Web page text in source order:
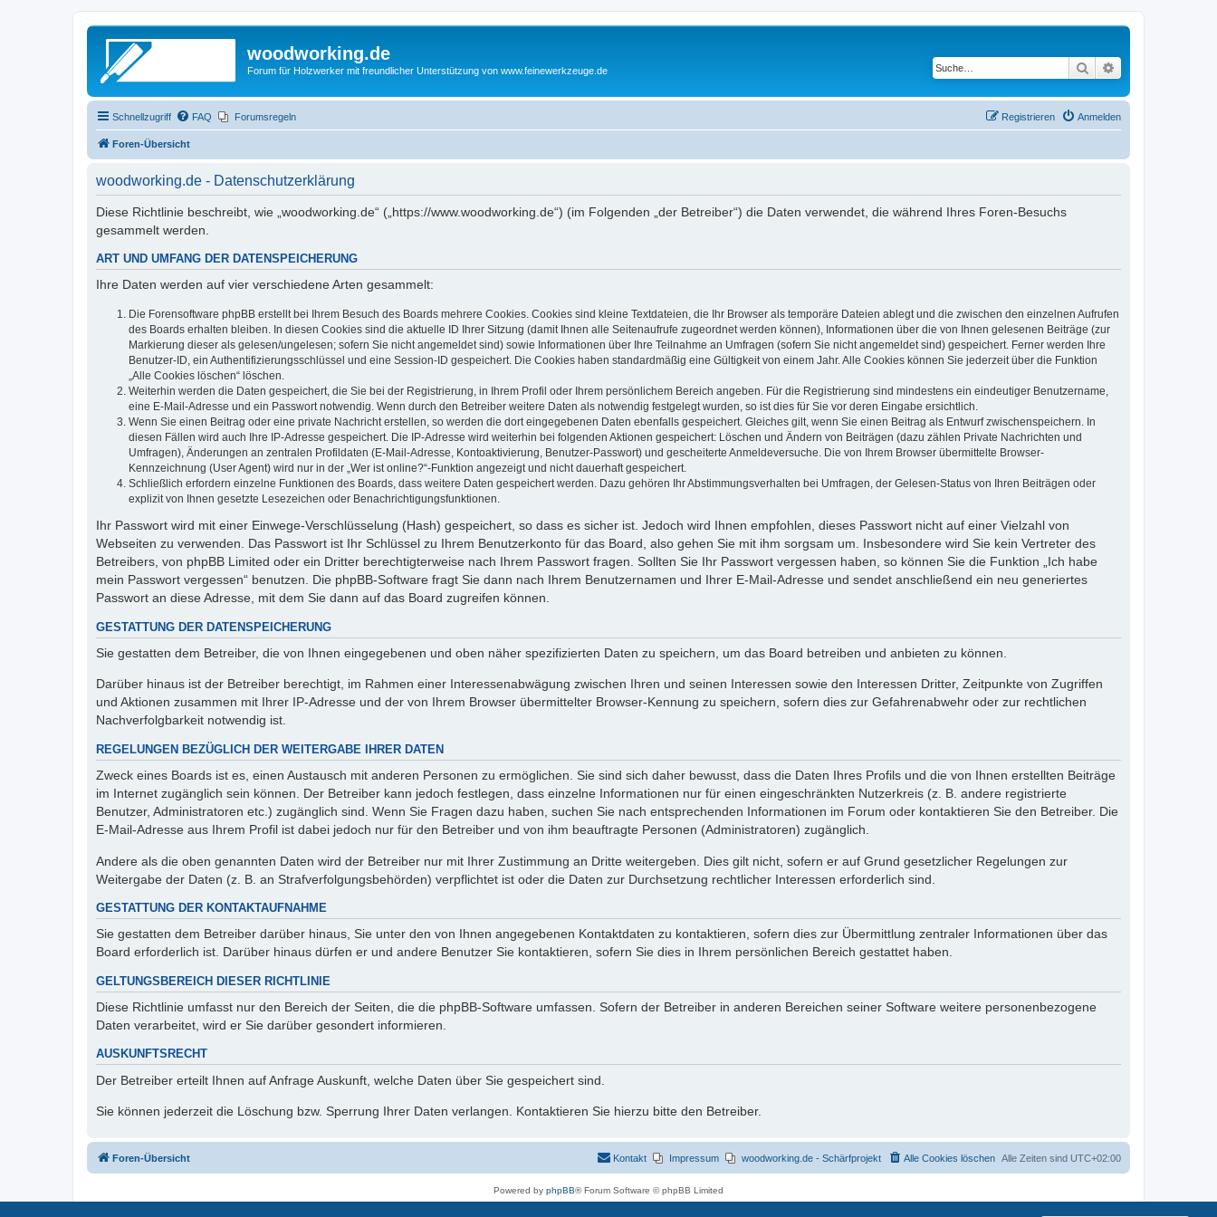
woodworking.de
Forum für Holzwerker mit freundlicher Unterstützung von www.feinewerkzeuge.de Suche
Schnellzugriff FAQ Forumsregeln Anmelden
Registrieren
Foren-Übersicht
woodworking.de - Datenschutzerklärung
Diese Richtlinie beschreibt, wie „woodworking.de“ („https://www.woodworking.de“) (im Folgenden „der Betreiber“) die Daten verwendet, die während Ihres Foren-Besuchs
gesammelt werden.
ART UND UMFANG DER DATENSPEICHERUNG
Ihre Daten werden auf vier verschiedene Arten gesammelt:
Die Forensoftware phpBB erstellt bei Ihrem Besuch des Boards mehrere Cookies. Cookies sind kleine Textdateien, die Ihr Browser als temporäre Dateien ablegt und die zwischen den einzelnen Aufrufen
des Boards erhalten bleiben. In diesen Cookies sind die aktuelle ID Ihrer Sitzung (damit Ihnen alle Seitenaufrufe zugeordnet werden können), Informationen über die von Ihnen gelesenen Beiträge (zur
Markierung dieser als gelesen/ungelesen; sofern Sie nicht angemeldet sind) sowie Informationen über Ihre Teilnahme an Umfragen (sofern Sie nicht angemeldet sind) gespeichert. Ferner werden Ihre
Benutzer-ID, ein Authentifizierungsschlüssel und eine Session-ID gespeichert. Die Cookies haben standardmäßig eine Gültigkeit von einem Jahr. Alle Cookies können Sie jederzeit über die Funktion
„Alle Cookies löschen“ löschen.
Weiterhin werden die Daten gespeichert, die Sie bei der Registrierung, in Ihrem Profil oder Ihrem persönlichem Bereich angeben. Für die Registrierung sind mindestens ein eindeutiger Benutzername,
eine E-Mail-Adresse und ein Passwort notwendig. Wenn durch den Betreiber weitere Daten als notwendig festgelegt wurden, so ist dies für Sie vor deren Eingabe ersichtlich.
Wenn Sie einen Beitrag oder eine private Nachricht erstellen, so werden die dort eingegebenen Daten ebenfalls gespeichert. Gleiches gilt, wenn Sie einen Beitrag als Entwurf zwischenspeichern. In
diesen Fällen wird auch Ihre IP-Adresse gespeichert. Die IP-Adresse wird weiterhin bei folgenden Aktionen gespeichert: Löschen und Ändern von Beiträgen (dazu zählen Private Nachrichten und
Umfragen), Änderungen an zentralen Profildaten (E-Mail-Adresse, Kontoaktivierung, Benutzer-Passwort) und gescheiterte Anmeldeversuche. Die von Ihrem Browser übermittelte Browser-
Kennzeichnung (User Agent) wird nur in der „Wer ist online?“-Funktion angezeigt und nicht dauerhaft gespeichert.
Schließlich erfordern einzelne Funktionen des Boards, dass weitere Daten gespeichert werden. Dazu gehören Ihr Abstimmungsverhalten bei Umfragen, der Gelesen-Status von Ihren Beiträgen oder
explizit von Ihnen gesetzte Lesezeichen oder Benachrichtigungsfunktionen.
Ihr Passwort wird mit einer Einwege-Verschlüsselung (Hash) gespeichert, so dass es sicher ist. Jedoch wird Ihnen empfohlen, dieses Passwort nicht auf einer Vielzahl von
Webseiten zu verwenden. Das Passwort ist Ihr Schlüssel zu Ihrem Benutzerkonto für das Board, also gehen Sie mit ihm sorgsam um. Insbesondere wird Sie kein Vertreter des
Betreibers, von phpBB Limited oder ein Dritter berechtigterweise nach Ihrem Passwort fragen. Sollten Sie Ihr Passwort vergessen haben, so können Sie die Funktion „Ich habe
mein Passwort vergessen“ benutzen. Die phpBB-Software fragt Sie dann nach Ihrem Benutzernamen und Ihrer E-Mail-Adresse und sendet anschließend ein neu generiertes
Passwort an diese Adresse, mit dem Sie dann auf das Board zugreifen können.
GESTATTUNG DER DATENSPEICHERUNG
Sie gestatten dem Betreiber, die von Ihnen eingegebenen und oben näher spezifizierten Daten zu speichern, um das Board betreiben und anbieten zu können.
Darüber hinaus ist der Betreiber berechtigt, im Rahmen einer Interessenabwägung zwischen Ihren und seinen Interessen sowie den Interessen Dritter, Zeitpunkte von Zugriffen
und Aktionen zusammen mit Ihrer IP-Adresse und der von Ihrem Browser übermittelter Browser-Kennung zu speichern, sofern dies zur Gefahrenabwehr oder zur rechtlichen
Nachverfolgbarkeit notwendig ist.
REGELUNGEN BEZÜGLICH DER WEITERGABE IHRER DATEN
Zweck eines Boards ist es, einen Austausch mit anderen Personen zu ermöglichen. Sie sind sich daher bewusst, dass die Daten Ihres Profils und die von Ihnen erstellten Beiträge
im Internet zugänglich sein können. Der Betreiber kann jedoch festlegen, dass einzelne Informationen nur für einen eingeschränkten Nutzerkreis (z. B. andere registrierte
Benutzer, Administratoren etc.) zugänglich sind. Wenn Sie Fragen dazu haben, suchen Sie nach entsprechenden Informationen im Forum oder kontaktieren Sie den Betreiber. Die
E-Mail-Adresse aus Ihrem Profil ist dabei jedoch nur für den Betreiber und von ihm beauftragte Personen (Administratoren) zugänglich.
Andere als die oben genannten Daten wird der Betreiber nur mit Ihrer Zustimmung an Dritte weitergeben. Dies gilt nicht, sofern er auf Grund gesetzlicher Regelungen zur
Weitergabe der Daten (z. B. an Strafverfolgungsbehörden) verpflichtet ist oder die Daten zur Durchsetzung rechtlicher Interessen erforderlich sind.
GESTATTUNG DER KONTAKTAUFNAHME
Sie gestatten dem Betreiber darüber hinaus, Sie unter den von Ihnen angegebenen Kontaktdaten zu kontaktieren, sofern dies zur Übermittlung zentraler Informationen über das
Board erforderlich ist. Darüber hinaus dürfen er und andere Benutzer Sie kontaktieren, sofern Sie dies in Ihrem persönlichen Bereich gestattet haben.
GELTUNGSBEREICH DIESER RICHTLINIE
Diese Richtlinie umfasst nur den Bereich der Seiten, die die phpBB-Software umfassen. Sofern der Betreiber in anderen Bereichen seiner Software weitere personenbezogene
Daten verarbeitet, wird er Sie darüber gesondert informieren.
AUSKUNFTSRECHT
Der Betreiber erteilt Ihnen auf Anfrage Auskunft, welche Daten über Sie gespeichert sind.
Sie können jederzeit die Löschung bzw. Sperrung Ihrer Daten verlangen. Kontaktieren Sie hierzu bitte den Betreiber.
Foren-Übersicht Alle Zeiten sind UTC+02:00
Alle Cookies löschen
woodworking.de - Schärfprojekt
Impressum
Kontakt
Powered by phpBB® Forum Software © phpBB Limited